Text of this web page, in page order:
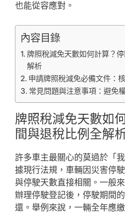
也能從容應對。
內容目錄
牌照稅減免天數如何計算？
解析
申請牌照稅減免必備文件：
常見問題與注意事項：避免
牌照稅減免天數如
間與退稅比例全解
許多車主最關心的莫過於「
據現行法規，車輛因災害停
與停駛天數直接相關。一般
辦理停駛登記後，停駛期間
還。舉例來說，一輛全年應